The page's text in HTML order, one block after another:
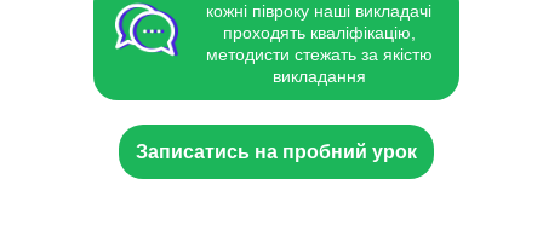
Записатись на пробний урок
кожні півроку наші викладачі
проходять кваліфікацію,
методисти стежать за якістю
викладання